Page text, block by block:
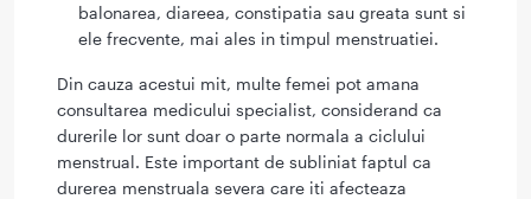
balonarea, diareea, constipatia sau greata sunt si
ele frecvente, mai ales in timpul menstruatiei.
Din cauza acestui mit, multe femei pot amana
consultarea medicului specialist, considerand ca
durerile lor sunt doar o parte normala a ciclului
menstrual. Este important de subliniat faptul ca
durerea menstruala severa care iti afecteaza